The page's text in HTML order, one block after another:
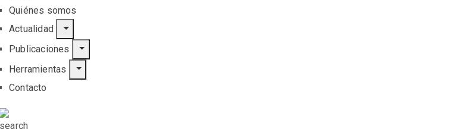
Quiénes somos
Actualidad
Publicaciones
Herramientas
Contacto